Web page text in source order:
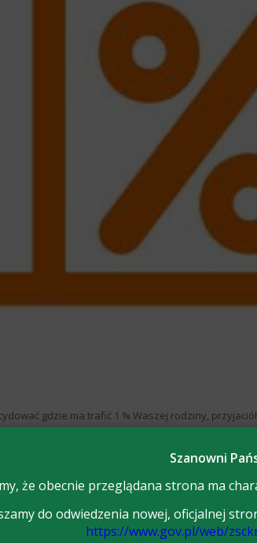
gdzie ma trafić 1 % Waszej rodziny,
inni!. Wskażcie w rocznym rozliczeniu PIT
podać jej numer KRS i podać 1 % podatku.
Urząd Skarbowy zajmie się resztą.
Szanowni
że obecnie przeglądana strona ma
do odwiedzenia nowej, oficjalnej
https://www.gov.pl/web/